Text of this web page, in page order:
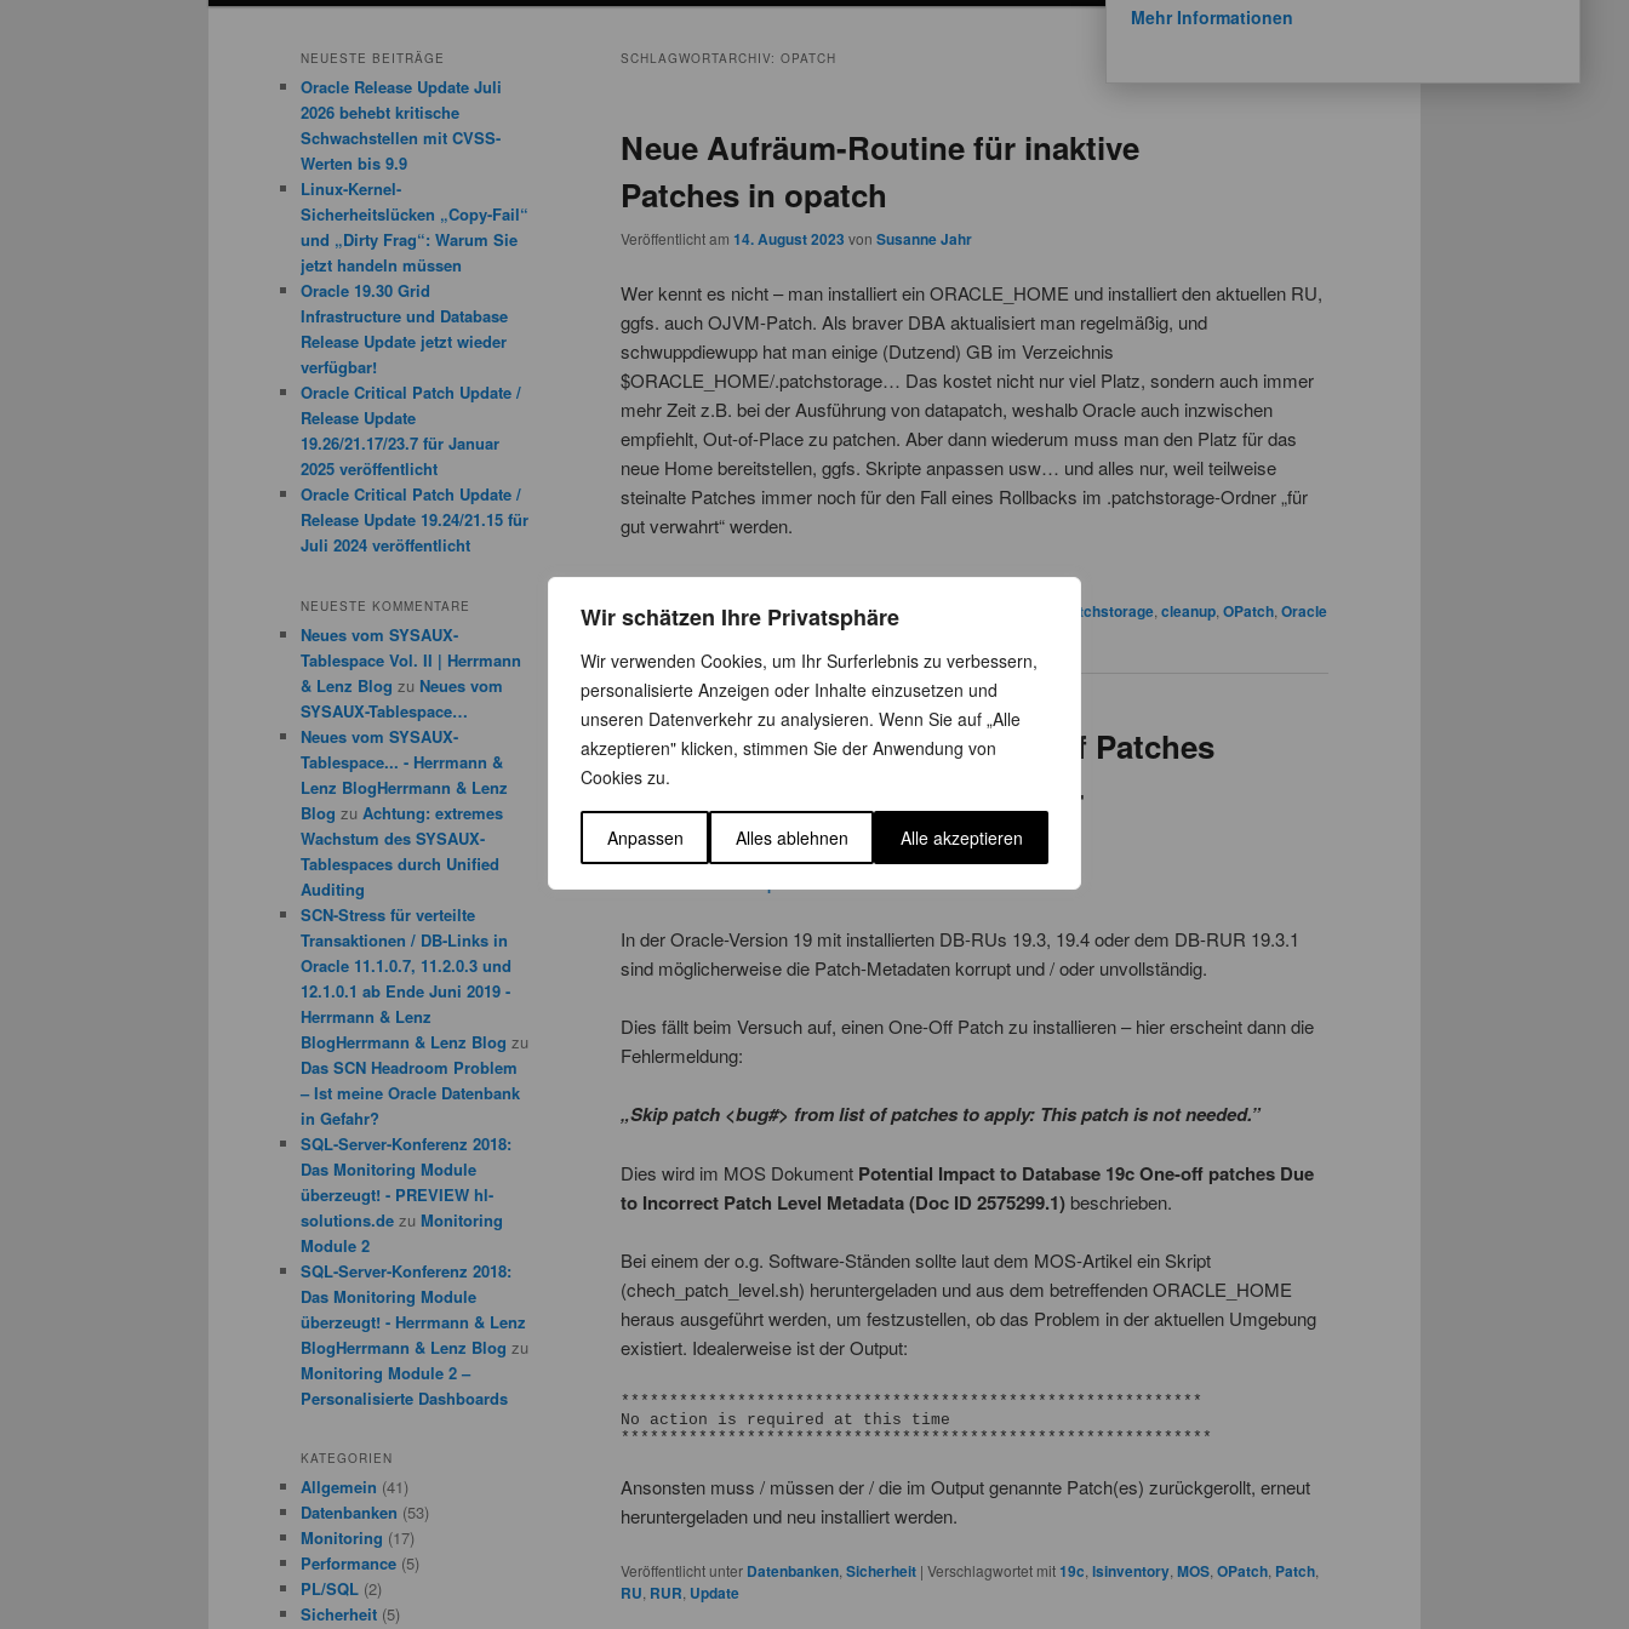
Wir schätzen Ihre Privatsphäre
Wir verwenden Cookies, um Ihr Surferlebnis zu verbessern,
personalisierte Anzeigen oder Inhalte einzusetzen und
unseren Datenverkehr zu analysieren. Wenn Sie auf „Alle
akzeptieren" klicken, stimmen Sie der Anwendung von
Cookies zu.
Anpassen Alles ablehnen Alle akzeptieren
SCHLAGWORTARCHIV: OPATCH
Neue Aufräum-Routine für inaktive
Patches in opatch
Veröffentlicht am 14. August 2023 von Susanne Jahr
Wer kennt es nicht – man installiert ein ORACLE_HOME und installiert den aktuellen RU,
ggfs. auch OJVM-Patch. Als braver DBA aktualisiert man regelmäßig, und
schwuppdiewupp hat man einige (Dutzend) GB im Verzeichnis
$ORACLE_HOME/.patchstorage… Das kostet nicht nur viel Platz, sondern auch immer
mehr Zeit z.B. bei der Ausführung von datapatch, weshalb Oracle auch inzwischen
empfiehlt, Out-of-Place zu patchen. Aber dann wiederum muss man den Platz für das
neue Home bereitstellen, ggfs. Skripte anpassen usw… und alles nur, weil teilweise
steinalte Patches immer noch für den Fall eines Rollbacks im .patchstorage-Ordner „für
gut verwahrt“ werden.
Weiterlesen→
Veröffentlicht unterAllgemein,Datenbanken .patchstorage cleanup OPatch Oracle
19,Oracle Patches , Upgrade
Mögliche Probleme mit One-Off Patches
in 19c aufgrund falscher Patch-
Metadaten
In der Oracle-Version 19 mit installierten DB-RUs 19.3, 19.4 oder dem DB-RUR 19.3.1
sind möglicherweise die Patch-Metadaten korrupt und / oder unvollständig.
Dies fällt beim Versuch auf, einen One-Off Patch zu installieren – hier erscheint dann die
Fehlermeldung:
„Skip patch <bug#> from list of patches to apply: This patch is not needed.”
Dies wird im MOS Dokument Potential Impact to Database 19c One-off patches Due
to Incorrect Patch Level Metadata (Doc ID 2575299.1)beschrieben.
Bei einem der o.g. Software-Ständen sollte laut dem MOS-Artikel ein Skript
(chech_patch_level.sh) heruntergeladen und aus dem betreffenden ORACLE_HOME
heraus ausgeführt werden, um festzustellen, ob das Problem in der aktuellen Umgebung
existiert. Idealerweise ist der Output:
************************************************************
No action is required at this time
*************************************************************
Ansonsten muss / müssen der / die im Output genannte Patch(es) zurückgerollt, erneut
heruntergeladen und neu installiert werden.
Veröffentlicht unter Datenbanken Sicherheit | Verschlagwortet mit19c lsinventory MOS OPatch Patch
RU RUR Update
NEUESTE BEITRÄGE
Oracle Release Update Juli
2026 behebt kritische
Schwachstellen mit CVSS-
Werten bis 9.9
Linux-Kernel-
Sicherheitslücken „Copy-Fail“
und „Dirty Frag“: Warum Sie
jetzt handeln müssen
Oracle 19.30 Grid
Infrastructure und Database
Release Update jetzt wieder
verfügbar!
Oracle Critical Patch Update /
Release Update
19.26/21.17/23.7 für Januar
2025 veröffentlicht
Oracle Critical Patch Update /
Release Update 19.24/21.15 für
Juli 2024 veröffentlicht
NEUESTE KOMMENTARE
Neues vom SYSAUX-
Tablespace Vol. II | Herrmann
& Lenz Blog zu Neues vom
SYSAUX-Tablespace…
Neues vom SYSAUX-
Tablespace... - Herrmann &
Lenz BlogHerrmann & Lenz
Blog zu Achtung: extremes
Wachstum des SYSAUX-
Tablespaces durch Unified
Auditing
SCN-Stress für verteilte
Transaktionen / DB-Links in
Oracle 11.1.0.7, 11.2.0.3 und
12.1.0.1 ab Ende Juni 2019 -
Herrmann & Lenz
BlogHerrmann & Lenz Blog zu
Das SCN Headroom Problem
– Ist meine Oracle Datenbank
in Gefahr?
SQL-Server-Konferenz 2018:
Das Monitoring Module
überzeugt! - PREVIEW hl-
solutions.de zu Monitoring
Module 2
SQL-Server-Konferenz 2018:
Das Monitoring Module
überzeugt! - Herrmann & Lenz
BlogHerrmann & Lenz Blog zu
Monitoring Module 2 –
Personalisierte Dashboards
KATEGORIEN
Allgemein (41)
Datenbanken (53)
Monitoring (17)
Performance (5)
PL/SQL (2)
Sicherheit (5)
Mehr Informationen